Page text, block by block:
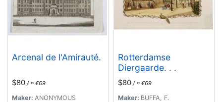
Arcenal de l'Amirauté.
$80 / ≈ €69
Maker: ANONYMOUS
Rotterdamse
Diergaarde. . .
$80 / ≈ €69
Maker: BUFFA, F.